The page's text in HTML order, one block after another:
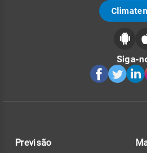
Siga-
Previsão